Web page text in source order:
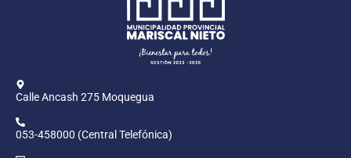
Calle Ancash 275 Moquegua
053-458000 (Central Telefónica)